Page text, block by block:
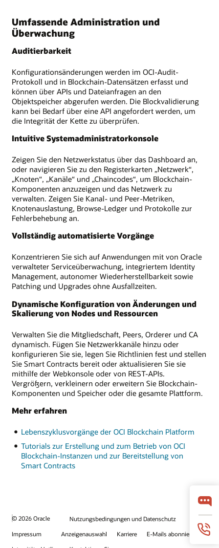
Umfassende Administration und
Überwachung
Auditierbarkeit
Konfigurationsänderungen werden im OCI-Audit-
Protokoll und in Blockchain-Datensätzen erfasst und
können über APIs und Dateianfragen an den
Objektspeicher abgerufen werden. Die Blockvalidierung
kann bei Bedarf über eine API angefordert werden, um
die Integrität der Kette zu überprüfen.
Intuitive Systemadministratorkonsole
Zeigen Sie den Netzwerkstatus über das Dashboard an,
oder navigieren Sie zu den Registerkarten „Netzwerk“,
„Knoten“, „Kanäle“ und „Chaincodes“, um Blockchain-
Komponenten anzuzeigen und das Netzwerk zu
verwalten. Zeigen Sie Kanal- und Peer-Metriken,
Knotenauslastung, Browse-Ledger und Protokolle zur
Fehlerbehebung an.
Vollständig automatisierte Vorgänge
Konzentrieren Sie sich auf Anwendungen mit von Oracle
verwalteter Serviceüberwachung, integriertem Identity
Management, autonomer Wiederherstellbarkeit sowie
Patching und Upgrades ohne Ausfallzeiten.
Dynamische Konfiguration von Änderungen und
Skalierung von Nodes und Ressourcen
Verwalten Sie die Mitgliedschaft, Peers, Orderer und CA
dynamisch. Fügen Sie Netzwerkkanäle hinzu oder
konfigurieren Sie sie, legen Sie Richtlinien fest und stellen
Sie Smart Contracts bereit oder aktualisieren Sie sie
mithilfe der Webkonsole oder von REST-APIs.
Vergrößern, verkleinern oder erweitern Sie Blockchain-
Komponenten und Speicher oder die gesamte Plattform.
Mehr erfahren
Lebenszyklusvorgänge der OCI Blockchain Platform
Tutorials zur Erstellung und zum Betrieb von OCI
Blockchain-Instanzen und zur Bereitstellung von
Smart Contracts
© 2026 Oracle
Nutzungsbedingungen und Datenschutz
Impressum
Anzeigenauswahl Karriere
E-Mails abonnieren